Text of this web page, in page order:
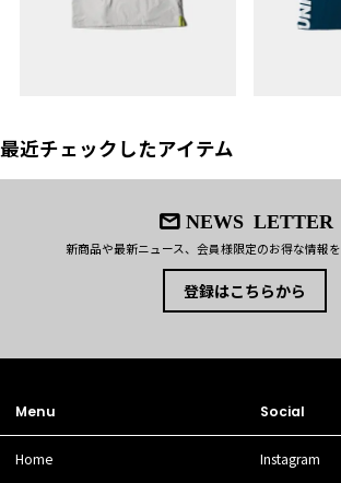
最近チェックしたアイテム
NEWS LETTER
新商品や最新ニュース、会員様限定のお得な情報を
登録はこちらから
Menu
Home
Social
Instagram